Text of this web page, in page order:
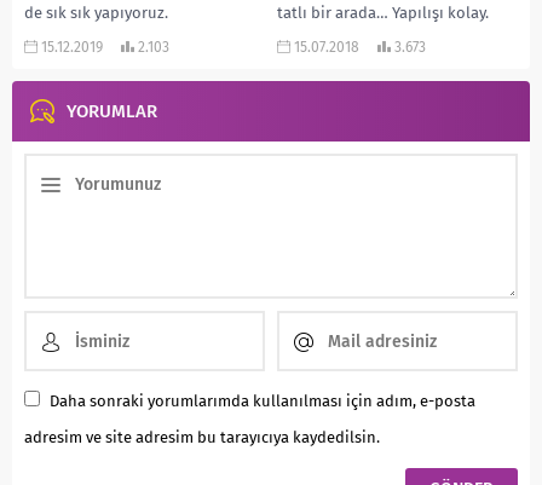
de sık sık yapıyoruz.
Çocuklarında severek yediği
15.12.2019 2.103
tatlı bir arada… Yapılışı kolay.
Çay...
15.07.2018 3.673
YORUMLAR
Daha sonraki yorumlarımda kullanılması için adım, e-posta
adresim ve site adresim bu tarayıcıya kaydedilsin.